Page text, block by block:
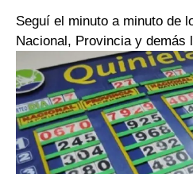
Seguí el minuto a minuto de
Nacional, Provincia y demás